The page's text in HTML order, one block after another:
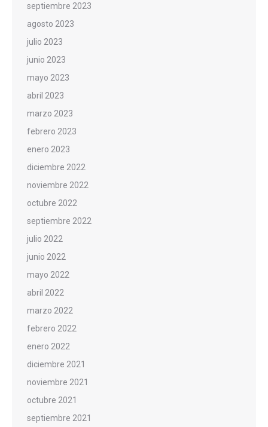
septiembre 2023
agosto 2023
julio 2023
junio 2023
mayo 2023
abril 2023
marzo 2023
febrero 2023
enero 2023
diciembre 2022
noviembre 2022
octubre 2022
septiembre 2022
julio 2022
junio 2022
mayo 2022
abril 2022
marzo 2022
febrero 2022
enero 2022
diciembre 2021
noviembre 2021
octubre 2021
septiembre 2021